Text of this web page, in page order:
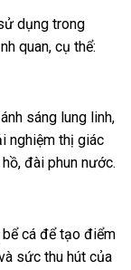
dụng trong
quan, cụ thể:
sáng lung linh,
nghiệm thị giác
đài phun nước.
cá để tạo điểm
sức thu hút của